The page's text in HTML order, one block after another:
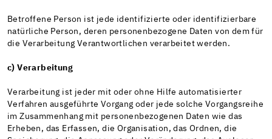
Betroffene Person ist jede identifizierte oder identifizierbare
natürliche Person, deren personenbezogene Daten von dem für
die Verarbeitung Verantwortlichen verarbeitet werden.
c) Verarbeitung
Verarbeitung ist jeder mit oder ohne Hilfe automatisierter
Verfahren ausgeführte Vorgang oder jede solche Vorgangsreihe
im Zusammenhang mit personenbezogenen Daten wie das
Erheben, das Erfassen, die Organisation, das Ordnen, die